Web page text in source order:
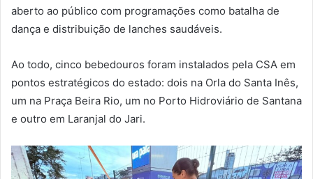
aberto ao público com programações como batalha de
dança e distribuição de lanches saudáveis.
Ao todo, cinco bebedouros foram instalados pela CSA em
pontos estratégicos do estado: dois na Orla do Santa Inês,
um na Praça Beira Rio, um no Porto Hidroviário de Santana
e outro em Laranjal do Jari.